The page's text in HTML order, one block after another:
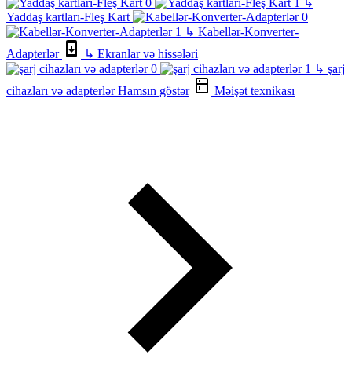
↳
Yaddaş kartları-Fleş Kart
↳ Kabellər-Konverter-
Adapterlər
↳ Ekranlar və hissələri
↳ şarj
cihazları və adapterlərHamsın göstər Məişət texnikası